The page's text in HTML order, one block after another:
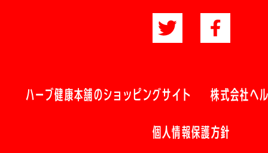
ハーブ健康本舗のショッピングサイト 株式会社ヘ
個人情報保護方針